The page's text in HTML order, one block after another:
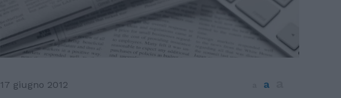
17 giugno 2012 a